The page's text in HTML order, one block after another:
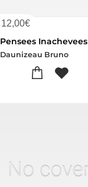
12,00€
Pensees Inachevees
Daunizeau Bruno